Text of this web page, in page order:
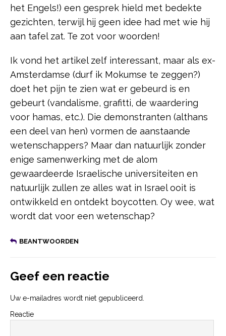
het Engels!) een gesprek hield met bedekte
gezichten, terwijl hij geen idee had met wie hij
aan tafel zat. Te zot voor woorden!
Ik vond het artikel zelf interessant, maar als ex-
Amsterdamse (durf ik Mokumse te zeggen?)
doet het pijn te zien wat er gebeurd is en
gebeurt (vandalisme, grafitti, de waardering
voor hamas, etc.). Die demonstranten (althans
een deel van hen) vormen de aanstaande
wetenschappers? Maar dan natuurlijk zonder
enige samenwerking met de alom
gewaardeerde Israelische universiteiten en
natuurlijk zullen ze alles wat in Israel ooit is
ontwikkeld en ontdekt boycotten. Oy wee, wat
wordt dat voor een wetenschap?
BEANTWOORDEN
Geef een reactie
Uw e-mailadres wordt niet gepubliceerd.
Reactie